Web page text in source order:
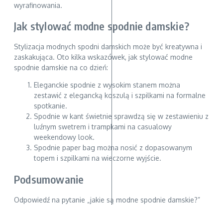
wyrafinowania.
Jak stylować modne spodnie damskie?
Stylizacja modnych spodni damskich może być kreatywna i
zaskakująca. Oto kilka wskazówek, jak stylować modne
spodnie damskie na co dzień:
Eleganckie spodnie z wysokim stanem można
zestawić z elegancką koszulą i szpilkami na formalne
spotkanie.
Spodnie w kant świetnie sprawdzą się w zestawieniu z
luźnym swetrem i trampkami na casualowy
weekendowy look.
Spodnie paper bag można nosić z dopasowanym
topem i szpilkami na wieczorne wyjście.
Podsumowanie
Odpowiedź na pytanie „jakie są modne spodnie damskie?”